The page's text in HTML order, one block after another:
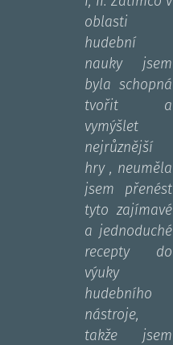
oblasti
hudební
nauky jsem
byla schopná
tvořit a
vymýšlet
nejrůznější
hry , neuměla
jsem přenést
tyto zajímavé
a jednoduché
recepty do
výuky
hudebního
nástroje,
takže jsem